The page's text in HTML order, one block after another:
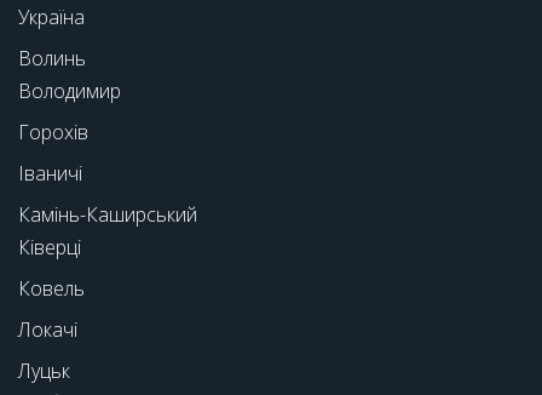
Україна
Волинь
Володимир
Горохів
Іваничі
Камінь-Каширський
Ківерці
Ковель
Локачі
Луцьк